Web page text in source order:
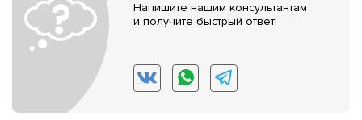
Напишите нашим консультантам
и получите быстрый ответ!